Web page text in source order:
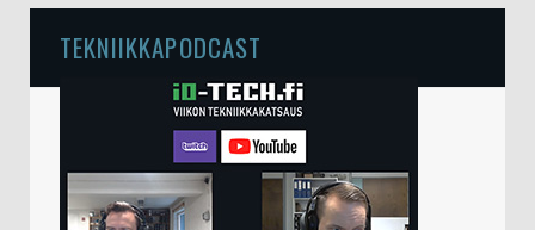
TEKNIIKKAPODCAST